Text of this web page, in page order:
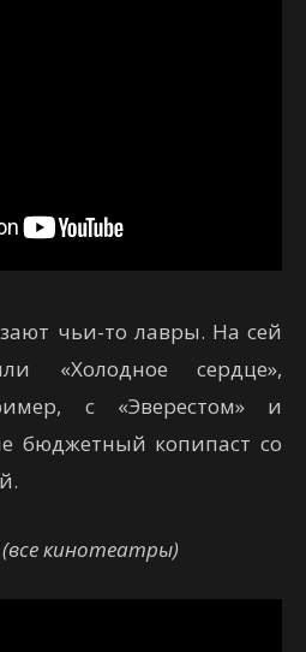
чьи-то лавры. На сей
«Холодное сердце»,
с «Эверестом» и
бюджетный копипаст со
(все кинотеатры)